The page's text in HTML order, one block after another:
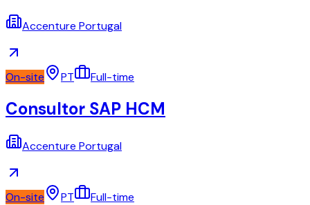
Accenture Portugal
On-site PT Full-time
Consultor SAP HCM
Accenture Portugal
On-site PT Full-time